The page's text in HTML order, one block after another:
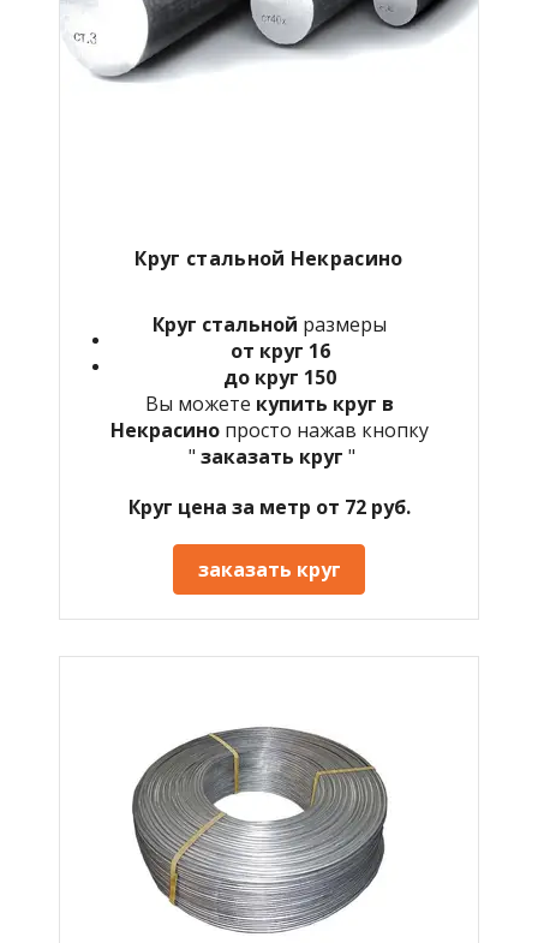
Круг стальной Некрасино
Круг стальной размеры
от круг 16
до круг 150
Вы можете купить круг в
Некрасино просто нажав кнопку
" заказать круг "
Круг цена за метр от 72 руб.
заказать круг